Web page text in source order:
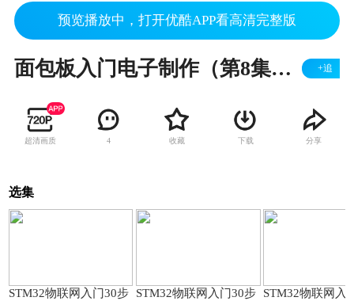
预览播放中，打开优酷APP看高清完整版
面包板入门电子制作（第8集下） +追
超清画质 4 收藏 下载 分享
选集
STM32物联网入门30步
STM32物联网入门30步
STM32物联网入